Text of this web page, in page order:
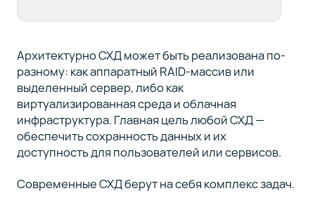
7
Можно ли
масштабировать
сетевое
хранение
данных под
растущие
нагрузки
8
Сервер хранения
Архитектурно СХД может быть реализована по-
разному: как аппаратный RAID-массив или
выделенный сервер, либо как
виртуализированная среда и облачная
инфраструктура. Главная цель любой СХД —
обеспечить сохранность данных и их
доступность для пользователей или сервисов.
Современные СХД берут на себя комплекс задач.